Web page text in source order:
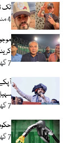
ٹک
4 منٹ قبل
7 گھنٹے قبل
7 گھنٹے قبل
7 گھنٹے قبل